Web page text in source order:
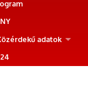
adatok